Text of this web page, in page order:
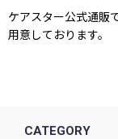
ケアスター公式通販
用意しております。
CATEGORY